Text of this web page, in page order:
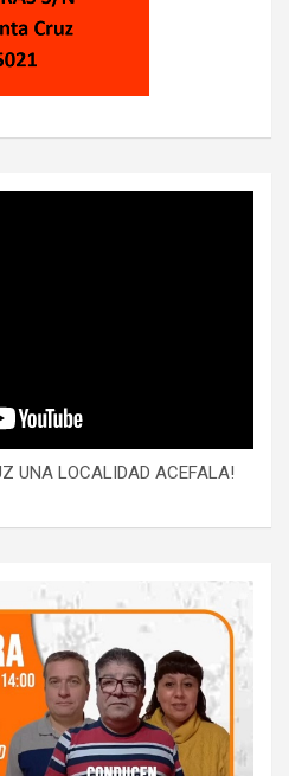
UNA LOCALIDAD ACEFALA!